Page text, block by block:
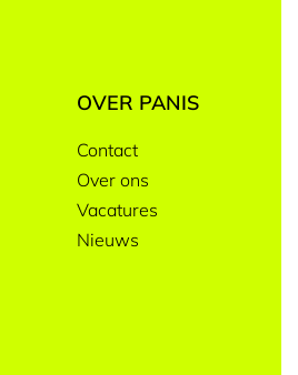
OVER PANIS
Contact
Over ons
Vacatures
Nieuws